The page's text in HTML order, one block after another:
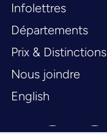
Infolettres
Départements
Prix & Distinctions
Nous joindre
English